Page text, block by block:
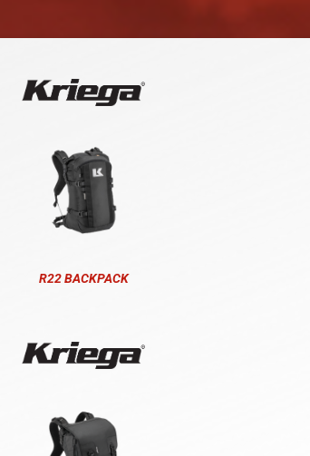
R22 BACKPACK